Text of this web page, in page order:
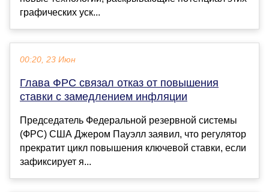
графических уск...
00:20, 23 Июн
Глава ФРС связал отказ от повышения
ставки с замедлением инфляции
Председатель Федеральной резервной системы
(ФРС) США Джером Пауэлл заявил, что регулятор
прекратит цикл повышения ключевой ставки, если
зафиксирует я...